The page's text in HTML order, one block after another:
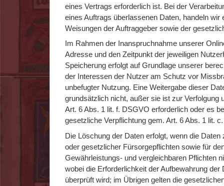
eines Vertrags erforderlich ist. Bei der
eines Auftrags überlassenen Daten, handeln wir
Weisungen der Auftraggeber sowie der
Im Rahmen der Inanspruchnahme unserer
Adresse und den Zeitpunkt der jeweiligen
Speicherung erfolgt auf Grundlage unserer
der Interessen der Nutzer am Schutz vor
unbefugter Nutzung. Eine Weitergabe dieser
grundsätzlich nicht, außer sie ist zur Verfolgung
Art. 6 Abs. 1 lit. f. DSGVO erforderlich oder es
gesetzliche Verpflichtung gem. Art. 6 Abs. 1 lit.
Die Löschung der Daten erfolgt, wenn die
oder gesetzlicher Fürsorgepflichten sowie für
Gewährleistungs- und vergleichbaren Pflichten
wobei die Erforderlichkeit der Aufbewahrung der
überprüft wird; im Übrigen gelten die